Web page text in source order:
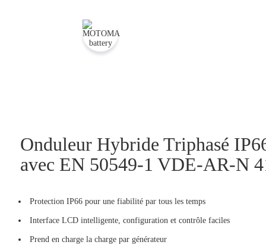
Onduleur Hybride Triphasé
avec EN 50549-1 VDE-AR-N
Protection IP66 pour une fiabilité par tous les temps
Interface LCD intelligente, configuration et contrôle faciles
Prend en charge la charge par générateur